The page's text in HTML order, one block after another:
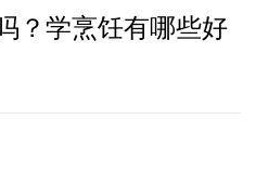
？学烹饪有哪些好